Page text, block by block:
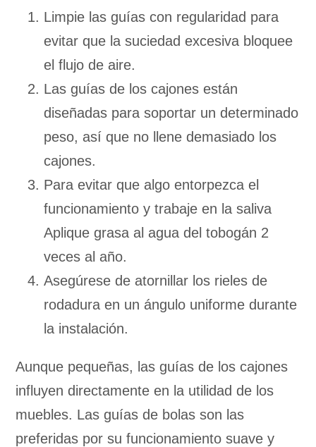
Limpie las guías con regularidad para
evitar que la suciedad excesiva bloquee
el flujo de aire.
Las guías de los cajones están
diseñadas para soportar un determinado
peso, así que no llene demasiado los
cajones.
Para evitar que algo entorpezca el
funcionamiento y trabaje en la saliva
Aplique grasa al agua del tobogán 2
veces al año.
Asegúrese de atornillar los rieles de
rodadura en un ángulo uniforme durante
la instalación.
Aunque pequeñas, las guías de los cajones
influyen directamente en la utilidad de los
muebles. Las guías de bolas son las
preferidas por su funcionamiento suave y